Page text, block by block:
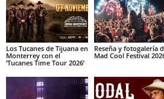
Los Tucanes de Tijuana en
Monterrey con el
‘Tucanes Time Tour 2026’
Reseña y fotogalería
Mad Cool Festival